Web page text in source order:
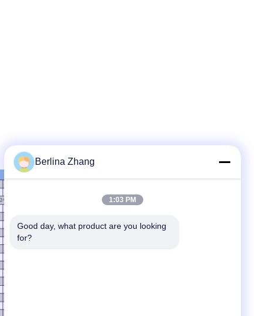
Berlina Zhang
1:03 PM
Good day, what product are you looking
for?